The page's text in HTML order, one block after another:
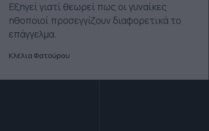
Εξηγεί γιατί θεωρεί πως οι γυναίκες
ηθοποιοί προσεγγίζουν διαφορετικά το
επάγγελμα.
Κλέλια Φατούρου